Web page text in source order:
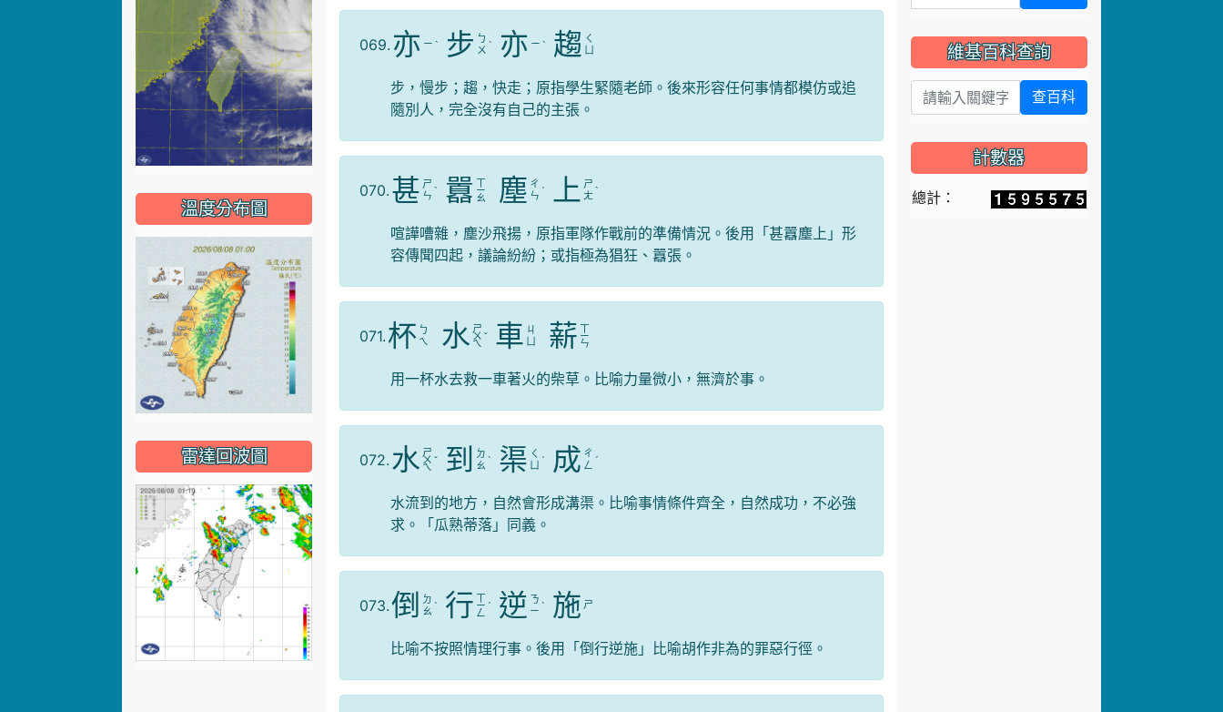
069. 亦 ㄧ ˋ 步 ㄅ
ㄨ ˋ 亦 ㄧ ˋ 趨 ㄑ
步，慢步；趨，快走；原指學生緊隨老師。後來形容任何事情都模仿或追
隨別人，完全沒有自己的主張。
070. 甚 ㄕ
ㄣ ˋ 囂 ㄒ
ㄧ
ㄠ 塵 ㄔ
ㄣ ˊ 上 ㄕ
ㄤ ˋ
喧譁嘈雜，塵沙飛揚，原指軍隊作戰前的準備情況。後用「甚囂塵上」形
容傳聞四起，議論紛紛；或指極為猖狂、囂張。
071. 杯 ㄅ
ㄟ
水 ㄕ
ㄨ
ㄟ
ˇ 車 ㄐ
薪 ㄒ
ㄧ
ㄣ
用一杯水去救一車著火的柴草。比喻力量微小，無濟於事。
072. 水 ㄕ
ㄨ
ㄟ
ˇ 到
ㄉ
ㄠ ˋ 渠 ㄑ
ˊ 成 ㄔ
ㄥ ˊ
水流到的地方，自然會形成溝渠。比喻事情條件齊全，自然成功，不必強
求。「瓜熟蒂落」同義。
073.倒
ㄉ
ㄠ ˋ 行 ㄒ
ㄧ
ㄥ
ˊ 逆 ㄋ
ㄧ ˋ 施 ㄕ
比喻不按照情理行事。後用「倒行逆施」比喻胡作非為的罪惡行徑。
溫度分布圖
雷達回波圖
維基百科查詢
查百科
計數器
總計：